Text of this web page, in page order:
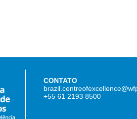
CONTATO
+55 61 2193 8500